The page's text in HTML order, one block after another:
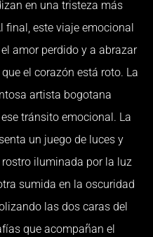
en una tristeza más
final, este viaje emocional
amor perdido y a abrazar
el corazón está roto. La
artista bogotana
tránsito emocional. La
un juego de luces y
iluminada por la luz
sumida en la oscuridad
las dos caras del
que acompañan el